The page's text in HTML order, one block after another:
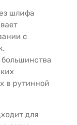
шлифа
с
в рутинной
для